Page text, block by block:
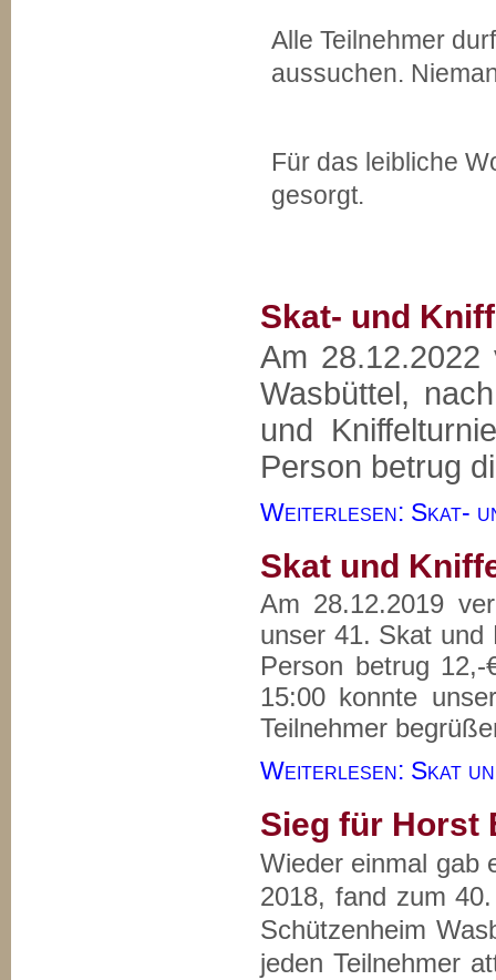
Alle Teilnehmer
aussuchen.
Für das leibliche
gesorgt.
Skat- und
Am 28.12.2022
Wasbüttel,
und
Person betrug
Weiterlesen: Skat-
Skat und
Am 28.12.2019
unser 41. Skat und
Person betrug
15:00 konnte
Teilnehmer
Weiterlesen: Skat
Sieg für Horst
Wieder einmal gab
2018, fand zum
Schützenheim
jeden Teilnehmer